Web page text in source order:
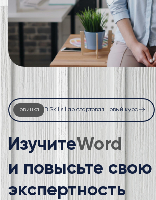
новинка В Skills Lab стартовал новый курс
ИзучитеExcel
и повысьте свою
экспертность